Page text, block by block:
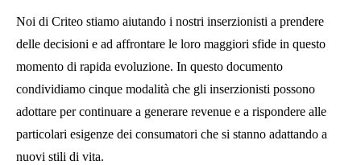
Noi di Criteo stiamo aiutando i nostri inserzionisti a prendere
delle decisioni e ad affrontare le loro maggiori sfide in questo
momento di rapida evoluzione. In questo documento
condividiamo cinque modalità che gli inserzionisti possono
adottare per continuare a generare revenue e a rispondere alle
particolari esigenze dei consumatori che si stanno adattando a
nuovi stili di vita.